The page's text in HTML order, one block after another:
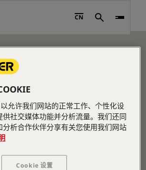
CN Search
PAGE
允许我们网站的正常工作、个性化设
社交媒体功能并分析流量。我们还同
分析合作伙伴分享有关您使用我们网站
Cookie 设置